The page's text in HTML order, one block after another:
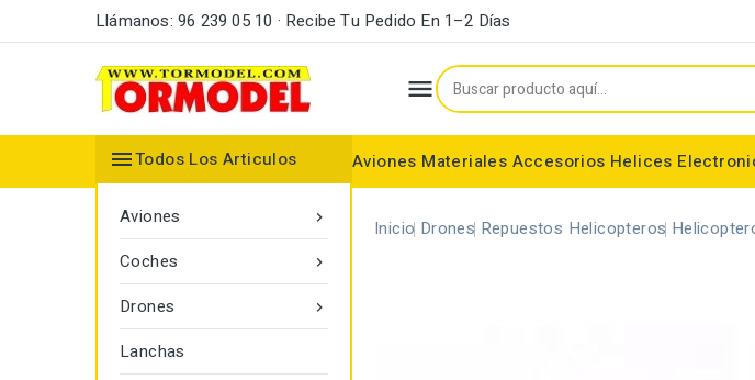
Llámanos: 96 239 05 10 · Recibe Tu Pedido En 1–2 Días

Aviones Materiales Accesorios Helices
Todos Los Articulos

Aviones

Coches

Drones
Lanchas
Inicio Drones Repuestos Helicopteros